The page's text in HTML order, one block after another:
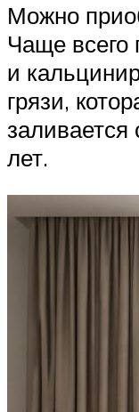
Можно
Чаще всего
и
грязи,
заливается
лет.